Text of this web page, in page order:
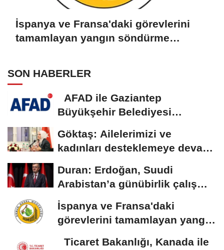
İspanya ve Fransa'daki görevlerini
tamamlayan yangın söndürme
SON HABERLER
AFAD ile Gaziantep
Büyükşehir Belediyesi
Göktaş: Ailelerimizi ve
kadınları desteklemeye devam
Duran: Erdoğan, Suudi
Arabistan’a günübirlik çalışma
ziyareti...
İspanya ve Fransa'daki
görevlerini tamamlayan yangın
Ticaret Bakanlığı, Kanada ile